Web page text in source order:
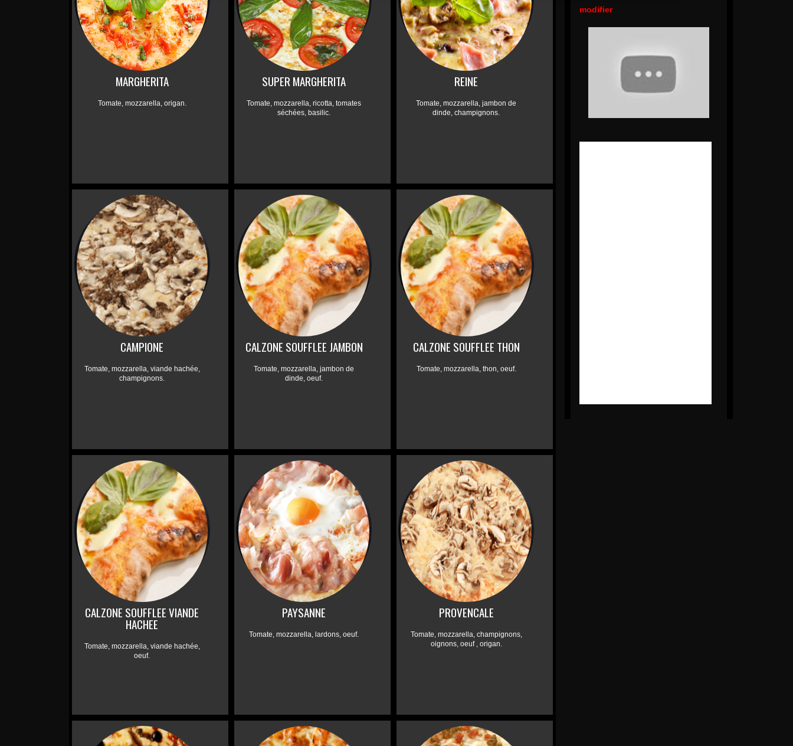
MARGHERITA
Tomate, mozzarella, origan.
SUPER MARGHERITA
Tomate, mozzarella, ricotta, tomates
séchées, basilic.
REINE
Tomate, mozzarella, jambon de
dinde, champignons.
CAMPIONE
Tomate, mozzarella, viande hachée,
champignons.
CALZONE SOUFFLEE JAMBON
Tomate, mozzarella, jambon de
dinde, oeuf.
CALZONE SOUFFLEE THON
Tomate, mozzarella, thon, oeuf.
CALZONE SOUFFLEE VIANDE
HACHEE
Tomate, mozzarella, viande hachée,
oeuf.
PAYSANNE
Tomate, mozzarella, lardons, oeuf.
PROVENCALE
Tomate, mozzarella, champignons,
oignons, oeuf , origan.
modifier